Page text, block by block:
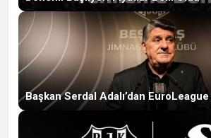
Başkan Serdal Adalı’dan EuroLeague